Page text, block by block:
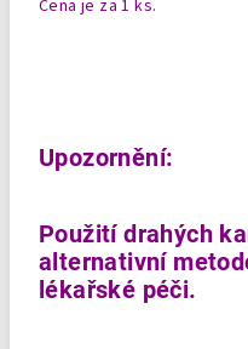
Cena je za 1 ks.
Upozornění:
Použití drahých
alternativní
lékařské péči.